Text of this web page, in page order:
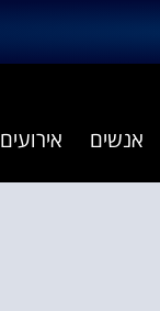
אנשים אירועים